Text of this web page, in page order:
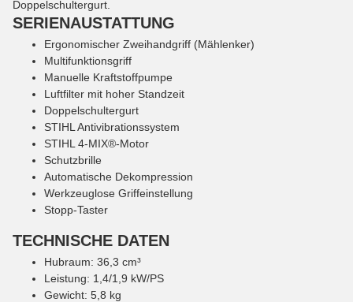
Doppelschultergurt.
SERIENAUSTATTUNG
Ergonomischer Zweihandgriff (Mählenker)
Multifunktionsgriff
Manuelle Kraftstoffpumpe
Luftfilter mit hoher Standzeit
Doppelschultergurt
STIHL Antivibrationssystem
STIHL 4-MIX®-Motor
Schutzbrille
Automatische Dekompression
Werkzeuglose Griffeinstellung
Stopp-Taster
TECHNISCHE DATEN
Hubraum: 36,3 cm³
Leistung: 1,4/1,9 kW/PS
Gewicht: 5,8 kg